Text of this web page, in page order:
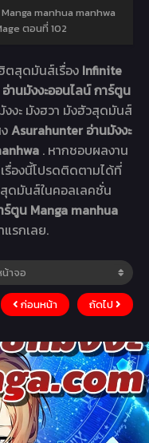
manhua manhwa
ตอนที่ 102
ตสุดมันส์เรื่อง Infinite
านมังงะออนไลน์ การ์ตูน
งงะ มังฮวา มังฮัวสุดมันส์
Asurahunter อ่านมังงะ
. หากชอบผลงาน
รื่องนี้โปรดติดตามได้ที่
สุดมันส์ในคอลเลคชั่น
ตูน Manga manhua
แรกเลย.
ก่อนหน้า ถัดไป